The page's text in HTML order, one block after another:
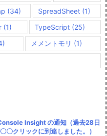
(34) SpreadSheet (1)
(1) TypeScript (25)
メメントモリ (1)
Insight の通知（過去28日
〇クリックに到達しました。）